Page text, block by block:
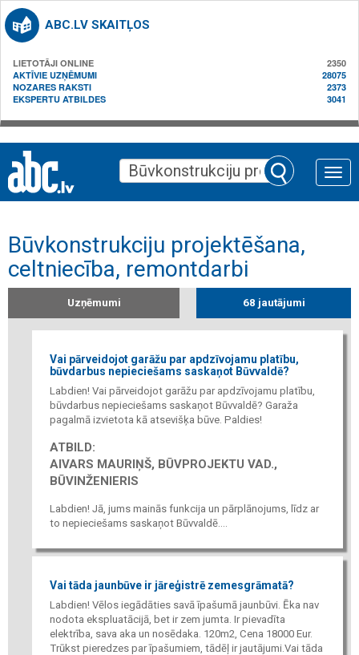
ABC.LV SKAITĻOS
LIETOTĀJI ONLINE
2350
AKTĪVIE UZŅĒMUMI
28075
NOZARES RAKSTI
2373
EKSPERTU ATBILDES
3041
Toggle
Būvkonstrukciju projektēšana,
celtniecība, remontdarbi
Uzņēmumi 68 jautājumi
Vai pārveidojot garāžu par apdzīvojamu platību,
būvdarbus nepieciešams saskaņot Būvvaldē?
Labdien! Vai pārveidojot garāžu par apdzīvojamu platību,
būvdarbus nepieciešams saskaņot Būvvaldē? Garaža
pagalmā izvietota kā atsevišķa būve. Paldies!
ATBILD:
AIVARS MAURIŅŠ, BŪVPROJEKTU VAD.,
BŪVINŽENIERIS
Labdien! Jā, jums mainās funkcija un pārplānojums, līdz ar
to nepieciešams saskaņot Būvvaldē....
Vai tāda jaunbūve ir jāreģistrē zemesgrāmatā?
Labdien! Vēlos iegādāties savā īpašumā jaunbūvi. Ēka nav
nodota ekspluatācijā, bet ir zem jumta. Ir pievadīta
elektrība, sava aka un nosēdaka. 120m2, Cena 18000 Eur.
Trūkst pieredzes par īpašumiem, tādēļ ir jautājumi.Vai tāda